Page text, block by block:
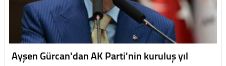
Ayşen Gürcan'dan AK Parti'nin kuruluş yıl